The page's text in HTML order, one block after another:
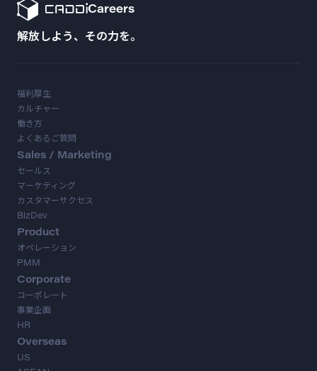
Careers
解放しよう、その力を。
福利厚生
カルチャー
働き方
よくあるご質問
Sales / Marketing
セールス
マーケティング
カスタマーサクセス
BizDev
Product
オペレーション
PMM
Corporate
コーポレート
事業企画
HR
Overseas
US